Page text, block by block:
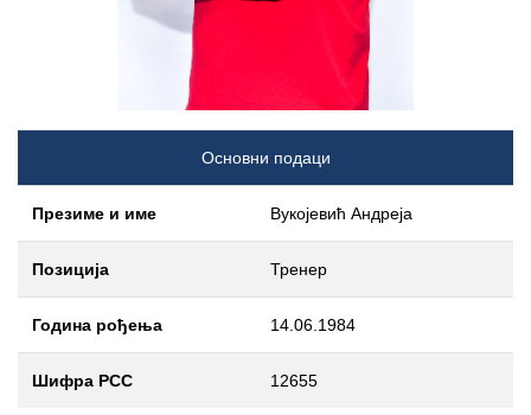
Основни подаци
Презиме и име Вукојевић Андреја
Позиција Тренер
Година рођења 14.06.1984
Шифра РСС 12655